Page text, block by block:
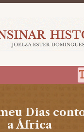
Dias
a África